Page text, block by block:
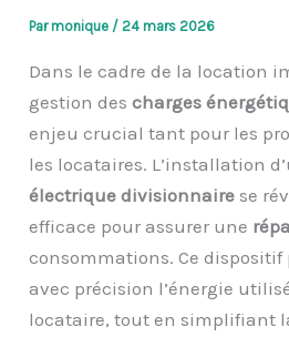
Parmonique /24 mars 2026
Dans le cadre de la location
gestion descharges
enjeu crucial tant pour les
les locataires. L’installation
électrique divisionnaire se
efficace pour assurer une
consommations. Ce dispositif
avec précision l’énergie
locataire, tout en simplifiant